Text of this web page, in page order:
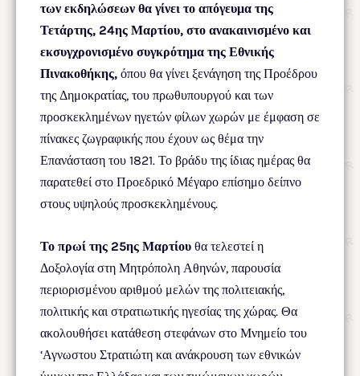
των εκδηλώσεων θα γίνει το απόγευμα της
Τετάρτης, 24ης Μαρτίου, στο ανακαινισμένο και
εκσυγχρονισμένο συγκρότημα της Εθνικής
Πινακοθήκης, όπου θα γίνει ξενάγηση της Προέδρου
της Δημοκρατίας, του πρωθυπουργού και των
προσκεκλημένων ηγετών φίλων χωρών με έμφαση σε
πίνακες ζωγραφικής που έχουν ως θέμα την
Επανάσταση του 1821. Το βράδυ της ίδιας ημέρας θα
παρατεθεί στο Προεδρικό Μέγαρο επίσημο δείπνο
στους υψηλούς προσκεκλημένους.
Το πρωί της 25ης Μαρτίου θα τελεστεί η
Δοξολογία στη Μητρόπολη Αθηνών, παρουσία
περιορισμένου αριθμού μελών της πολιτειακής,
πολιτικής και στρατιωτικής ηγεσίας της χώρας. Θα
ακολουθήσει κατάθεση στεφάνων στο Μνημείο του
‘Αγνωστου Στρατιώτη και ανάκρουση των εθνικών